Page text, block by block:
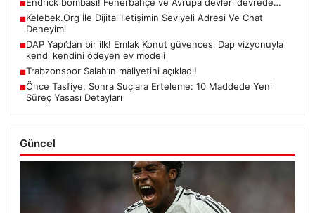
■
■Kelebek.Org İle Dijital İletişimin Seviyeli Adresi Ve Chat
Deneyimi
■DAP Yapı’dan bir ilk! Emlak Konut güvencesi Dap vizyonuyla
kendi kendini ödeyen ev modeli
■Trabzonspor Salah’ın maliyetini açıkladı!
■Önce Tasfiye, Sonra Suçlara Erteleme: 10 Maddede Yeni
Süreç Yasası Detayları
Güncel